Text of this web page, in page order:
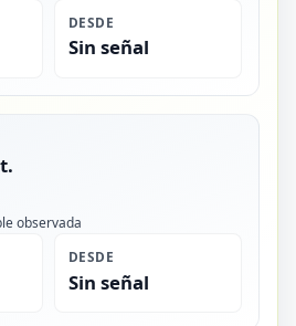
DESDE
Sin señal
observada
DESDE
Sin señal